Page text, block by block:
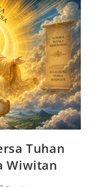
Tuhan
Wiwitan